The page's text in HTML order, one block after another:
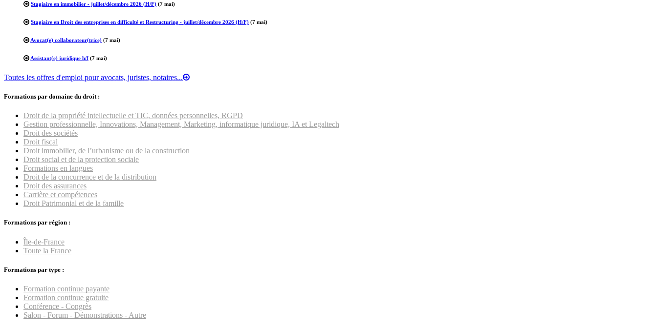
Stagiaire en immobilier - juillet/décembre 2026 (H/F) (7 mai)
Stagiaire en Droit des entreprises en difficulté et Restructuring - juillet/décembre 2026 (H/F) (7 mai)
Avocat(e) collaborateur(trice) (7 mai)
Assistant(e) juridique h/f (7 mai)
Toutes les offres d'emploi pour avocats, juristes, notaires...
Formations par domaine du droit :
Droit de la propriété intellectuelle et TIC, données personnelles, RGPD
Gestion professionnelle, Innovations, Management, Marketing, informatique juridique, IA et Legaltech
Droit des sociétés
Droit fiscal
Droit immobilier, de l’urbanisme ou de la construction
Droit social et de la protection sociale
Formations en langues
Droit de la concurrence et de la distribution
Droit des assurances
Carrière et compétences
Droit Patrimonial et de la famille
Formations par région :
Île-de-France
Toute la France
Formations par type :
Formation continue payante
Formation continue gratuite
Conférence - Congrès
Salon - Forum - Démonstrations - Autre